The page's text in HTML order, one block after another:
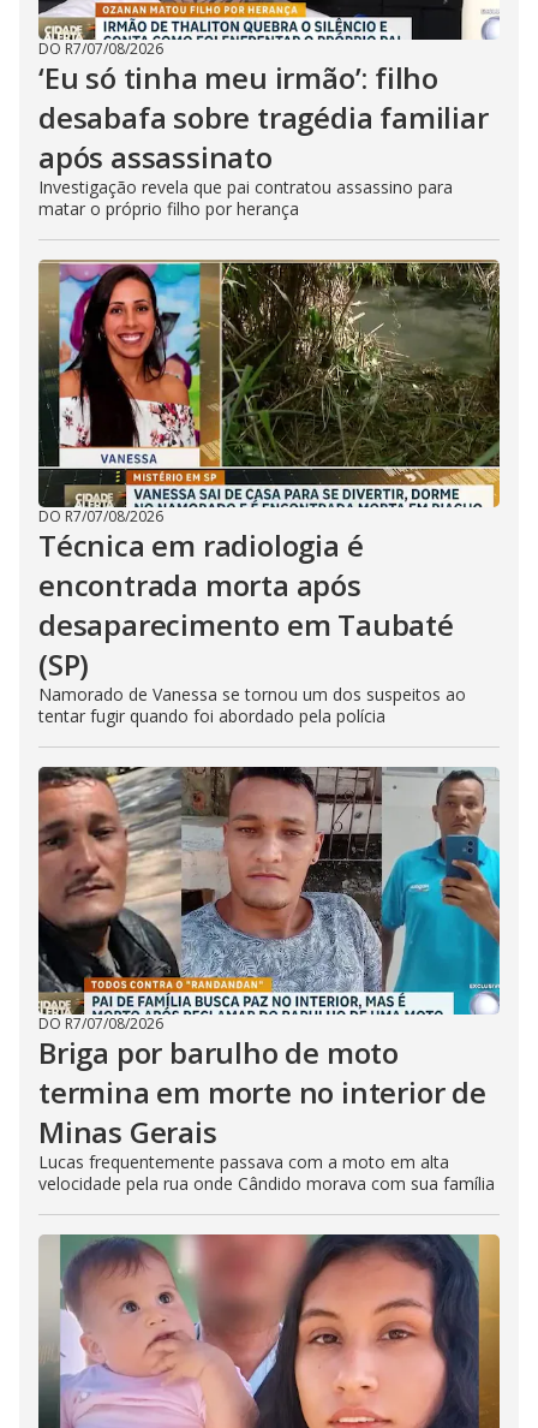
DO R7/07/08/2026
‘Eu só tinha meu irmão’: filho
desabafa sobre tragédia familiar
após assassinato
Investigação revela que pai contratou assassino para
matar o próprio filho por herança
DO R7/07/08/2026
Técnica em radiologia é
encontrada morta após
desaparecimento em Taubaté
(SP)
Namorado de Vanessa se tornou um dos suspeitos ao
tentar fugir quando foi abordado pela polícia
DO R7/07/08/2026
Briga por barulho de moto
termina em morte no interior de
Minas Gerais
Lucas frequentemente passava com a moto em alta
velocidade pela rua onde Cândido morava com sua família